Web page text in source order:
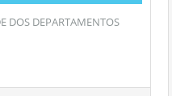
DOS DEPARTAMENTOS